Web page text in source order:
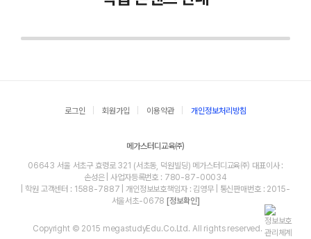
로그인 회원가입 이용약관 개인정보처리방침
메가스터디교육㈜
06643 서울 서초구 효령로 321 (서초동, 덕원빌딩) 메가스터디교육㈜ 대표이사 :
손성은 | 사업자등록번호 : 780-87-00034
| 학원 고객센터 : 1588-7887 | 개인정보보호책임자 : 김영무 | 통신판매번호 : 2015-
서울서초-0678 [정보확인]
Copyright © 2015 megastudyEdu.Co.Ltd. All rights reserved.